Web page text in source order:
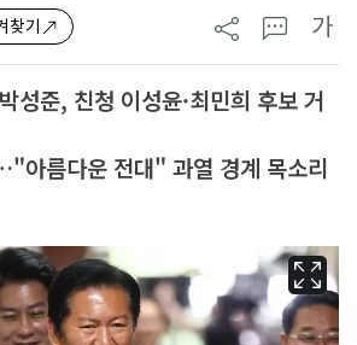
찾기 가
성준, 친청 이성윤·최민희 후보 거
아름다운 전대" 과열 경계 목소리